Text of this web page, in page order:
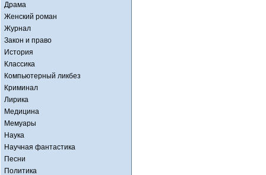
Драма
Женский роман
Журнал
Закон и право
История
Классика
Компьютерный ликбез
Криминал
Лирика
Медицина
Мемуары
Наука
Научная фантастика
Песни
Политика